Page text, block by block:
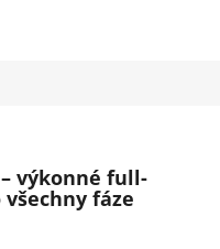
– výkonné full-
fáze